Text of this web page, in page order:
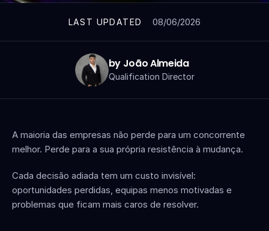
LAST UPDATED 08/06/2026
by João Almeida
Qualification Director
A maioria das empresas não perde para um concorrente
melhor. Perde para a sua própria resistência à mudança.
Cada decisão adiada tem um custo invisível:
oportunidades perdidas, equipas menos motivadas e
problemas que ficam mais caros de resolver.